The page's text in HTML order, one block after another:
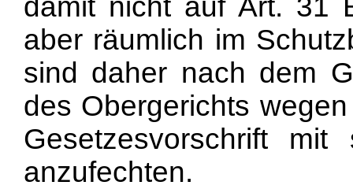
damit nicht auf Art. 31
aber räumlich im
sind daher nach dem
des Obergerichts
Gesetzesvorschrift mit
anzufechten.